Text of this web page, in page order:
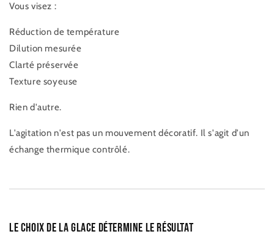
Vous visez :
Réduction de température
Dilution mesurée
Clarté préservée
Texture soyeuse
Rien d'autre.
L'agitation n'est pas un mouvement décoratif. Il s'agit d'un
échange thermique contrôlé.
Le choix de la glace détermine le résultat